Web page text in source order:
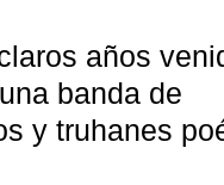
años
banda de
y truhanes